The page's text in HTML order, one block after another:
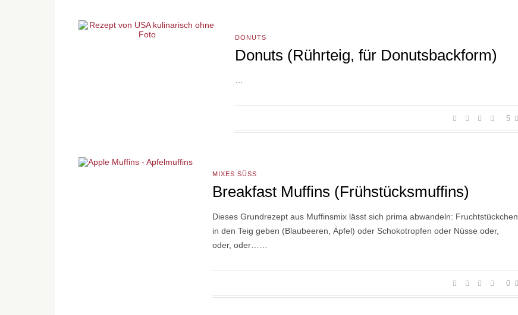
DONUTS
Donuts (Rührteig, für Donutsbackform)
5
MIXES SÜSS
Breakfast Muffins (Frühstücksmuffins)
Dieses Grundrezept aus Muffinsmix lässt sich prima abwandeln: Fruchtstückchen
in den Teig geben (Blaubeeren, Äpfel) oder Schokotropfen oder Nüsse oder,
oder, oder……
0